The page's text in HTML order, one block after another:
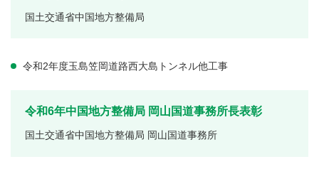
国土交通省中国地方整備局
令和2年度玉島笠岡道路西大島トンネル他工事
令和6年中国地方整備局 岡山国道事務所長表彰
国土交通省中国地方整備局 岡山国道事務所